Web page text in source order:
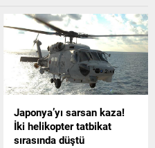
Japonya’yı sarsan kaza!
İki helikopter tatbikat
sırasında düştü